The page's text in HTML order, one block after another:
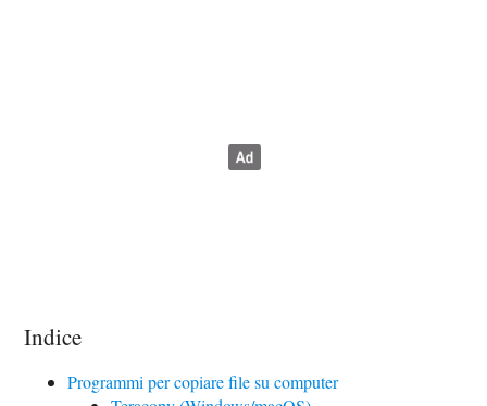
Indice
Programmi per copiare file su computer